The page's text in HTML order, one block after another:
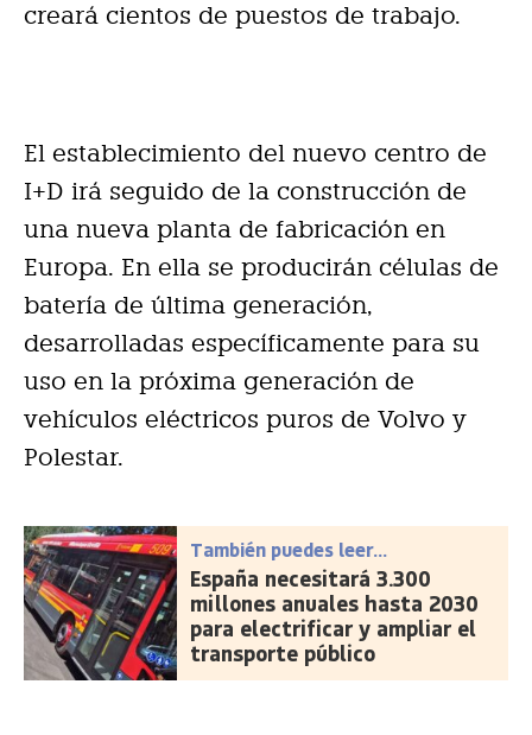
creará cientos de puestos de trabajo.
El establecimiento del nuevo centro de
I+D irá seguido de la construcción de
una nueva planta de fabricación en
Europa. En ella se producirán células de
batería de última generación,
desarrolladas específicamente para su
uso en la próxima generación de
vehículos eléctricos puros de Volvo y
Polestar.
También puedes leer...
España necesitará 3.300
millones anuales hasta 2030
para electrificar y ampliar el
transporte público